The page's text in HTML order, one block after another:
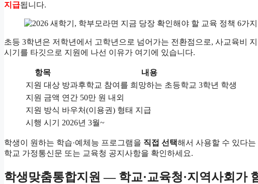
지급됩니다.
초등 3학년은 저학년에서 고학년으로 넘어가는 전환점으로, 사교육비
시기를 타깃으로 지원에 나선 이유가 여기에 있습니다.
항목
내용
지원 대상 방과후학교 참여를 희망하는 초등학교 3학년 학생
지원 금액 연간 50만 원 내외
지원 방식 바우처(이용권) 형태 지급
시행 시기
2026년 3월~
학생이 원하는 학습·예체능 프로그램을 직접 선택해서 사용할 수 있다
학교 가정통신문 또는 교육청 공지사항을 확인하세요.
학생맞춤통합지원 — 학교·교육청·지역사회가